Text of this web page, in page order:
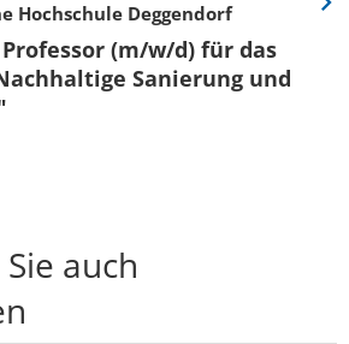
Hochschule Deggendorf
(m/w/d) für das
Sanierung und
Eine
auch